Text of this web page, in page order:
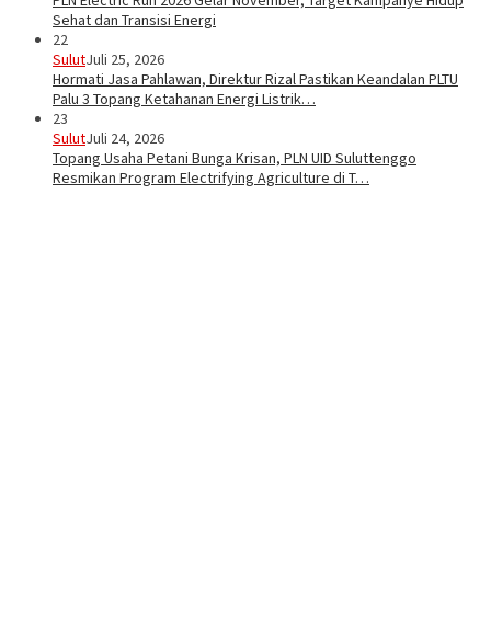
Sehat dan Transisi Energi
22
SulutJuli 25, 2026
Hormati Jasa Pahlawan, Direktur Rizal Pastikan Keandalan PLTU
Palu 3 Topang Ketahanan Energi Listrik…
23
SulutJuli 24, 2026
Topang Usaha Petani Bunga Krisan, PLN UID Suluttenggo
Resmikan Program Electrifying Agriculture di T…